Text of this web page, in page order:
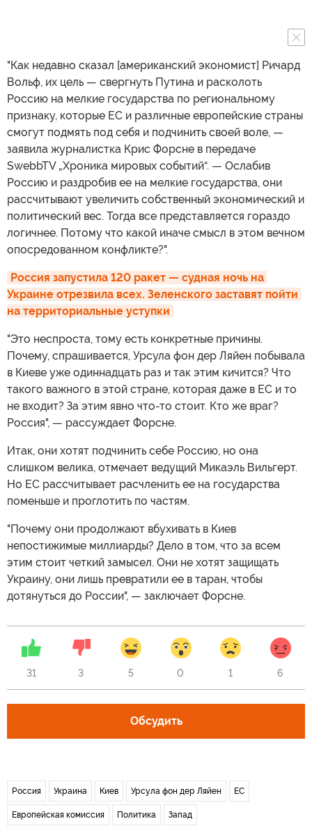
"Как недавно сказал [американский экономист] Ричард
Вольф, их цель — свергнуть Путина и расколоть
Россию на мелкие государства по региональному
признаку, которые ЕС и различные европейские страны
смогут подмять под себя и подчинить своей воле, —
заявила журналистка Крис Форсне в передаче
SwebbTV „Хроника мировых событий“. — Ослабив
Россию и раздробив ее на мелкие государства, они
рассчитывают увеличить собственный экономический и
политический вес. Тогда все представляется гораздо
логичнее. Потому что какой иначе смысл в этом вечном
опосредованном конфликте?".
Россия запустила 120 ракет — судная ночь на
Украине отрезвила всех. Зеленского заставят пойти
на территориальные уступки
"Это неспроста, тому есть конкретные причины.
Почему, спрашивается, Урсула фон дер Ляйен побывала
в Киеве уже одиннадцать раз и так этим кичится? Что
такого важного в этой стране, которая даже в ЕС и то
не входит? За этим явно что-то стоит. Кто же враг?
Россия", — рассуждает Форсне.
Итак, они хотят подчинить себе Россию, но она
слишком велика, отмечает ведущий Микаэль Вильгерт.
Но ЕС рассчитывает расчленить ее на государства
поменьше и проглотить по частям.
"Почему они продолжают вбухивать в Киев
непостижимые миллиарды? Дело в том, что за всем
этим стоит четкий замысел. Они не хотят защищать
Украину, они лишь превратили ее в таран, чтобы
дотянуться до России", — заключает Форсне.
31 3 5 0 1 6
Обсудить
Россия Украина Киев Урсула фон дер Ляйен ЕС
Европейская комиссия Политика Запад